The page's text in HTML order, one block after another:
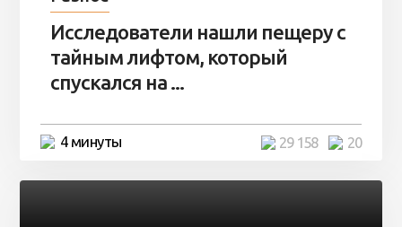
Исследователи нашли пещеру с
тайным лифтом, который
спускался на ...
4 минуты 20
29 158